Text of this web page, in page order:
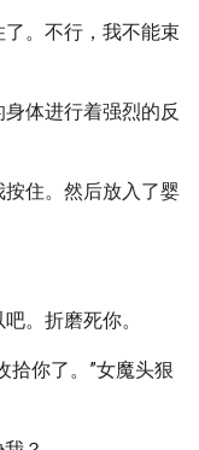
。不行，我不能束
体进行着强烈的反
住。然后放入了婴
。折磨死你。
拾你了。”女魔头狠